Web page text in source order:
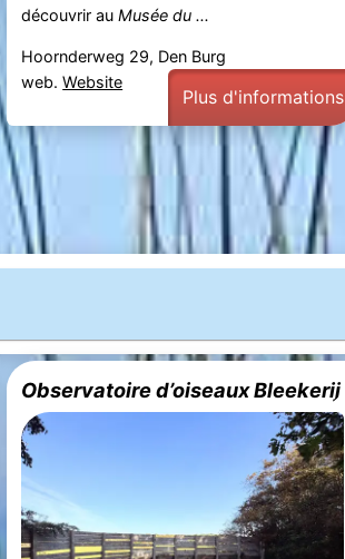
découvrir auMusée du ...
Hoornderweg 29, Den Burg
web.Website
Plus d'informations
Observatoire d’oiseaux Bleekerij